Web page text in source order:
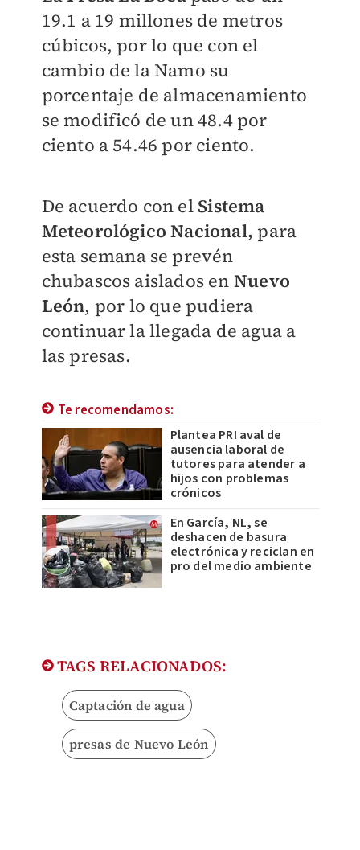
19.1 a 19 millones de metros
cúbicos, por lo que con el
cambio de la Namo su
porcentaje de almacenamiento
se modificó de un 48.4 por
ciento a 54.46 por ciento.
De acuerdo con el Sistema
Meteorológico Nacional, para
esta semana se prevén
chubascos aislados en Nuevo
León, por lo que pudiera
continuar la llegada de agua a
las presas.
Te recomendamos:
Plantea PRI aval de
ausencia laboral de
tutores para atender a
hijos con problemas
crónicos
En García, NL, se
deshacen de basura
electrónica y reciclan en
pro del medio ambiente
TAGS RELACIONADOS:
Captación de agua
presas de Nuevo León